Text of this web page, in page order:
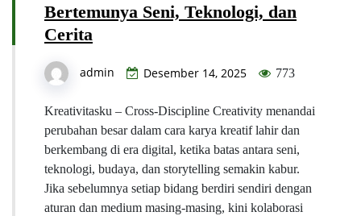
Bertemunya Seni, Teknologi, dan
Cerita
admin Desember 14, 2025 773
Kreativitasku – Cross-Discipline Creativity menandai
perubahan besar dalam cara karya kreatif lahir dan
berkembang di era digital, ketika batas antara seni,
teknologi, budaya, dan storytelling semakin kabur.
Jika sebelumnya setiap bidang berdiri sendiri dengan
aturan dan medium masing-masing, kini kolaborasi